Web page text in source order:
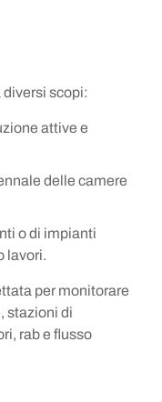
scopi:
attive e
delle camere
o di impianti
lavori.
per monitorare
stazioni di
rab e flusso